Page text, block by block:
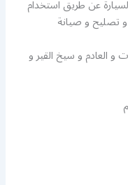
عن طريق استخدام
تصليح و صيانة
و العادم و سيخ القير و